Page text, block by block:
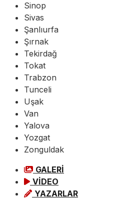
Sinop
Sivas
Şanlıurfa
Şırnak
Tekirdağ
Tokat
Trabzon
Tunceli
Uşak
Van
Yalova
Yozgat
Zonguldak
GALERİ
VİDEO
YAZARLAR